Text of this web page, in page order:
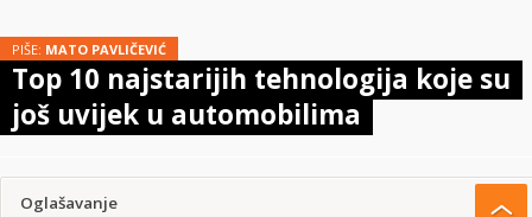
PIŠE: MATO PAVLIČEVIĆ
Top 10 najstarijih tehnologija koje su
još uvijek u automobilima
Oglašavanje